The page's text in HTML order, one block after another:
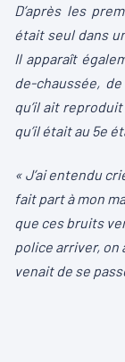
D’après les
était seul dans
Il apparaît
de-chaussée,
qu’il ait
qu’il était au 5e
« J’ai entendu
fait part à mon
que ces bruits
police arriver, on
venait de se